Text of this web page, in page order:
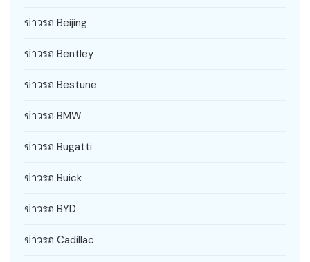
ข่าวรถ Beijing
ข่าวรถ Bentley
ข่าวรถ Bestune
ข่าวรถ BMW
ข่าวรถ Bugatti
ข่าวรถ Buick
ข่าวรถ BYD
ข่าวรถ Cadillac